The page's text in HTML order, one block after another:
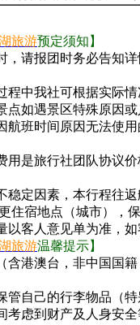
旅游预定须知】
，请报团时务必告知
程中我社可根据实际
点如遇景区特殊原因
航班时间原因无法使
用是旅行社团队协议
稳定因素，本行程往
住宿地点（城市），
以客人意见单为准，
旅游温馨提示】
含港澳台，非中国国
管自己的行李物品（
考虑到财产及人身安